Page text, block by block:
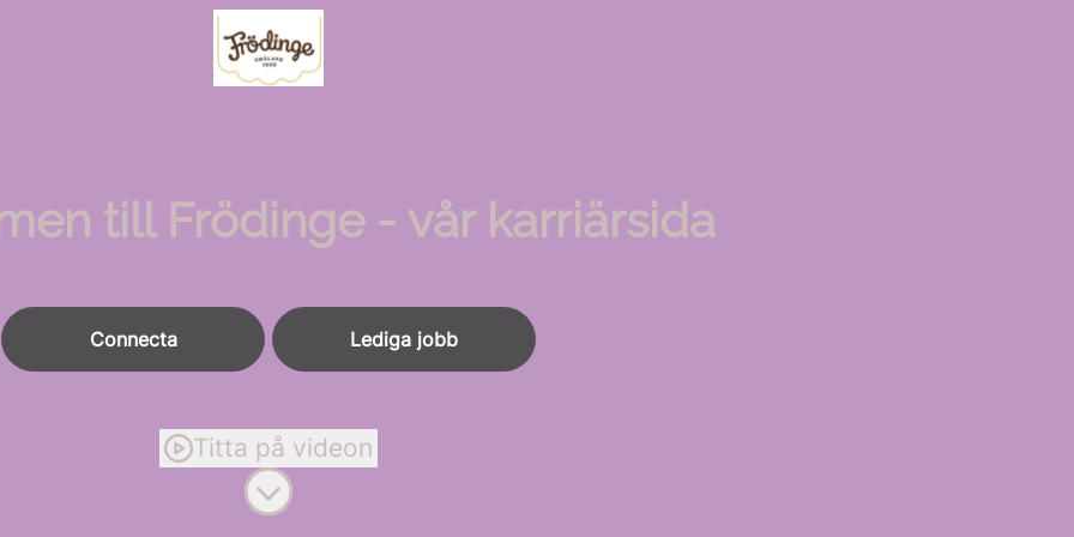
till Frödinge - vår karriärsida
Connecta Lediga jobb
Titta på videon
Skrolla för mer innehåll